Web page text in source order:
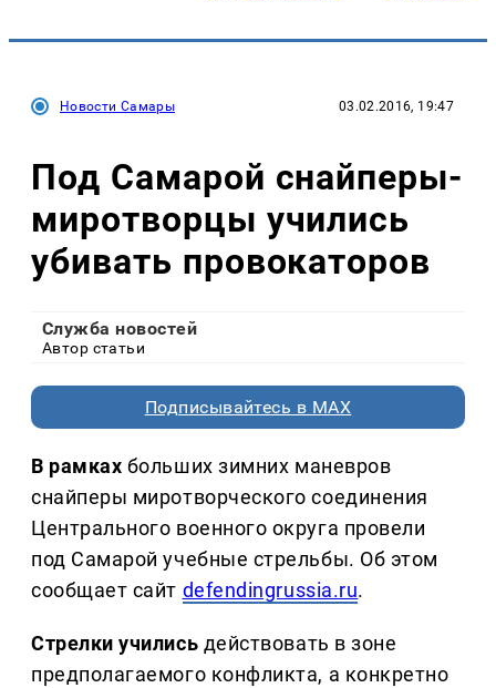
Новости Самары 03.02.2016, 19:47
Под Самарой снайперы-
миротворцы учились
убивать провокаторов
Служба новостей
Автор статьи
Подписывайтесь в MAX
В рамках больших зимних маневров
снайперы миротворческого соединения
Центрального военного округа провели
под Самарой учебные стрельбы. Об этом
сообщает сайт defendingrussia.ru.
Стрелки учились действовать в зоне
предполагаемого конфликта, а конкретно